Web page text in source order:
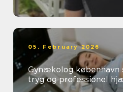
05. February 2026
Gynækolog københavn sådan finder du
tryg og professionel